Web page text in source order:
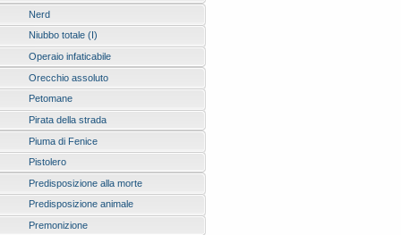
Nerd
Niubbo totale (I)
Operaio infaticabile
Orecchio assoluto
Petomane
Pirata della strada
Piuma di Fenice
Pistolero
Predisposizione alla morte
Predisposizione animale
Premonizione